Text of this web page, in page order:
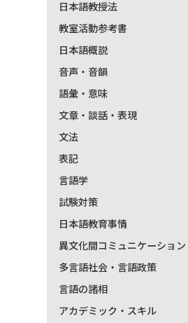
日本語教授法
教室活動参考書
日本語概説
音声・音韻
語彙・意味
文章・談話・表現
文法
表記
言語学
試験対策
日本語教育事情
異文化間コミュニケーション
多言語社会・言語政策
言語の諸相
アカデミック・スキル